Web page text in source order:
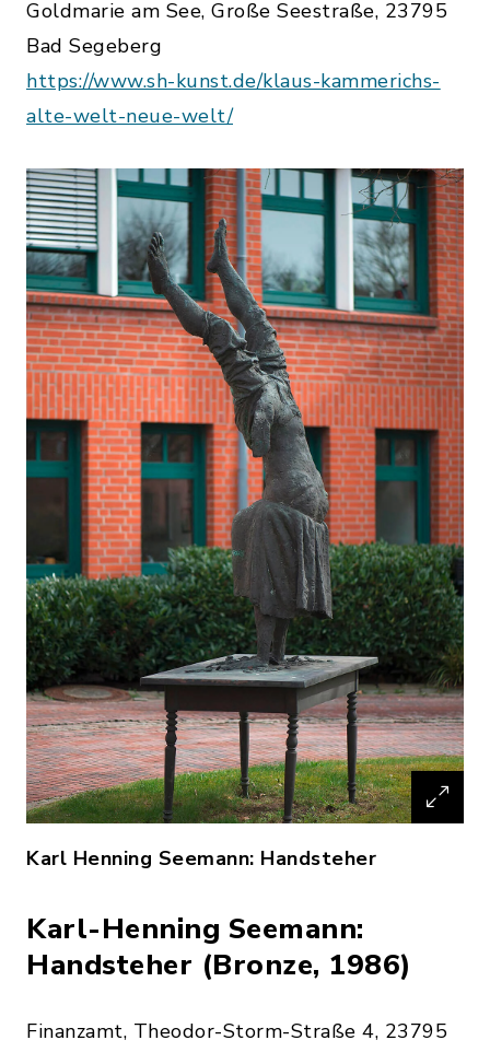
Goldmarie am See, Große Seestraße, 23795
Bad Segeberg
https://www.sh-kunst.de/klaus-kammerichs-
alte-welt-neue-welt/
Karl Henning Seemann: Handsteher
Karl-Henning Seemann:
Handsteher (Bronze, 1986)
Finanzamt, Theodor-Storm-Straße 4, 23795